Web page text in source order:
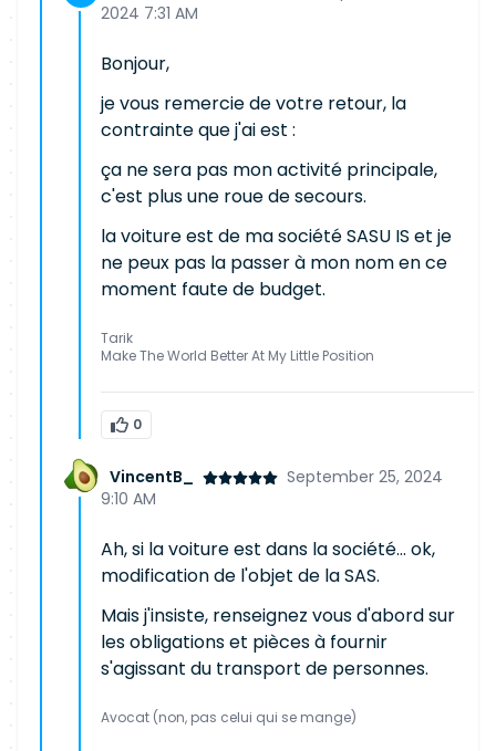
2024 7:31 AM
Bonjour,
je vous remercie de votre retour, la
contrainte que j'ai est :
ça ne sera pas mon activité principale,
c'est plus une roue de secours.
la voiture est de ma société SASU IS et je
ne peux pas la passer à mon nom en ce
moment faute de budget.
Tarik
Make The World Better At My Little Position
0
VincentB_
September 25, 2024
9:10 AM
Ah, si la voiture est dans la société... ok,
modification de l'objet de la SAS.
Mais j'insiste, renseignez vous d'abord sur
les obligations et pièces à fournir
s'agissant du transport de personnes.
Avocat (non, pas celui qui se mange)